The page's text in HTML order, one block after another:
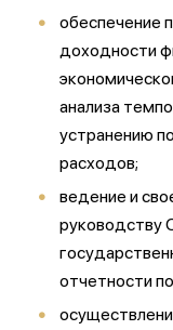
обеспечение
доходности
анализа
устранению
расходов;
ведение и
руководству
отчетности